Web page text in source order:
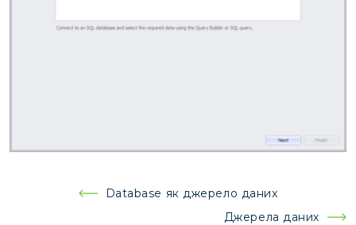
Навігація
Database як джерело даних
Джерела даних